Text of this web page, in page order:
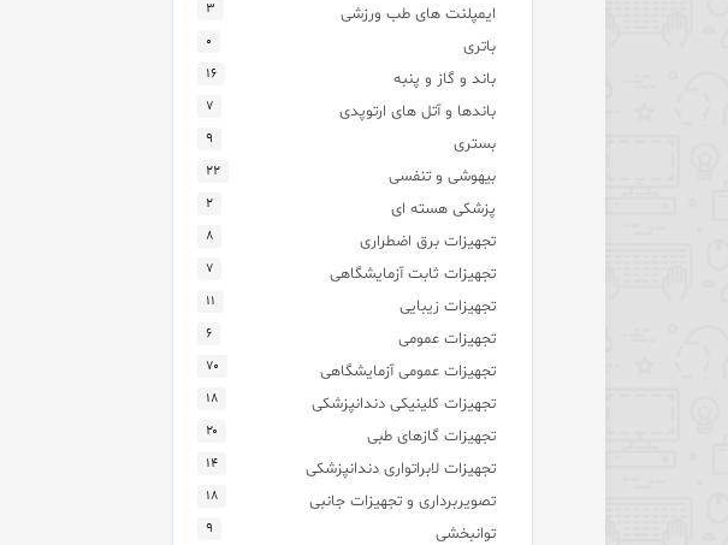
ایمپلنت های طب ورزشی ۳
باتری ۰
باند و گاز و پنبه ۱۶
باندها و آتل های ارتوپدی ۷
بستری ۹
بیهوشی و تنفسی ۲۲
پزشکی هسته ای ۲
تجهیزات برق اضطراری ۸
تجهیزات ثابت آزمایشگاهی ۷
تجهیزات زیبایی ۱۱
تجهیزات عمومی ۶
تجهیزات عمومی آزمایشگاهی ۷۰
تجهیزات کلینیکی دندانپزشکی ۱۸
تجهیزات گازهای طبی ۲۰
تجهیزات لابراتواری دندانپزشکی ۱۴
تصویربرداری و تجهیزات جانبی ۱۸
توانبخشی ۹